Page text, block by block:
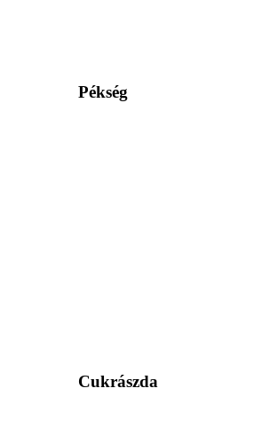
Pékség
Cukrászda